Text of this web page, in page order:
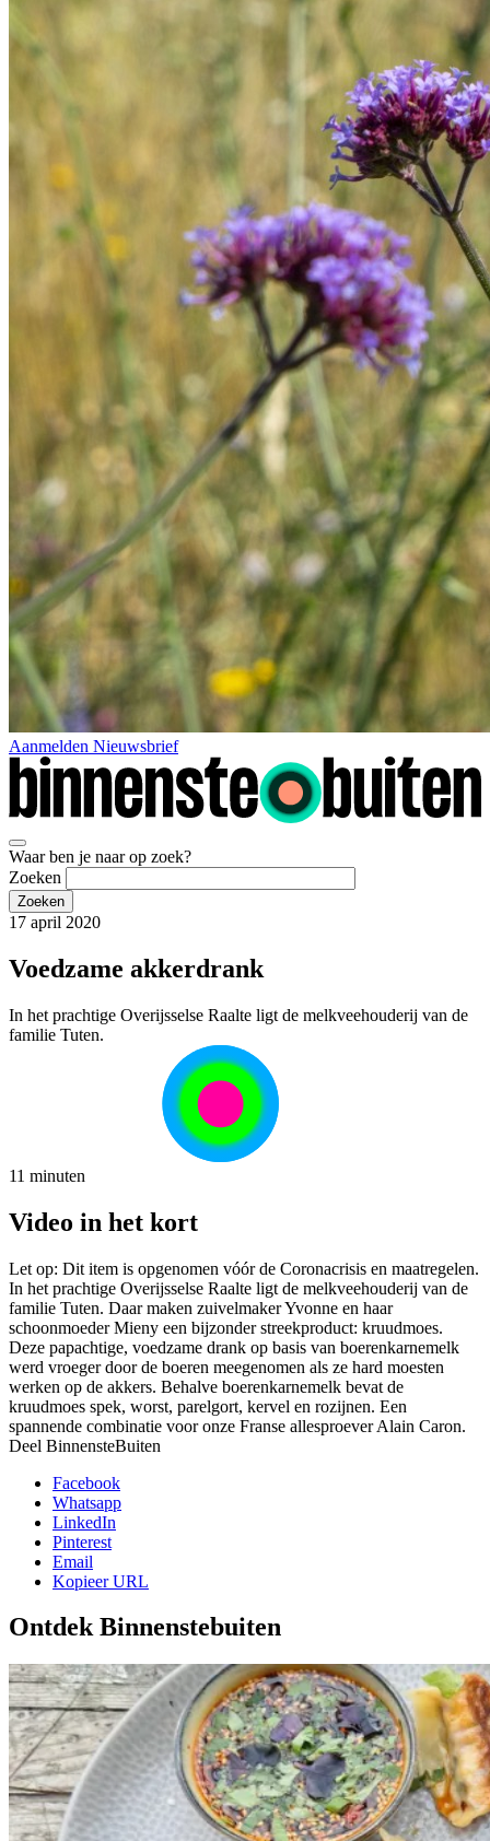
Aanmelden Nieuwsbrief
Waar ben je naar op zoek?
Zoeken
17 april 2020
Voedzame akkerdrank
In het prachtige Overijsselse Raalte ligt de melkveehouderij van de
familie Tuten.
11 minuten
Video in het kort
Let op: Dit item is opgenomen vóór de Coronacrisis en maatregelen.
In het prachtige Overijsselse Raalte ligt de melkveehouderij van de
familie Tuten. Daar maken zuivelmaker Yvonne en haar
schoonmoeder Mieny een bijzonder streekproduct: kruudmoes.
Deze papachtige, voedzame drank op basis van boerenkarnemelk
werd vroeger door de boeren meegenomen als ze hard moesten
werken op de akkers. Behalve boerenkarnemelk bevat de
kruudmoes spek, worst, parelgort, kervel en rozijnen. Een
spannende combinatie voor onze Franse allesproever Alain Caron.
Deel BinnensteBuiten
Facebook
Whatsapp
LinkedIn
Pinterest
Email
Kopieer URL
Ontdek Binnenstebuiten